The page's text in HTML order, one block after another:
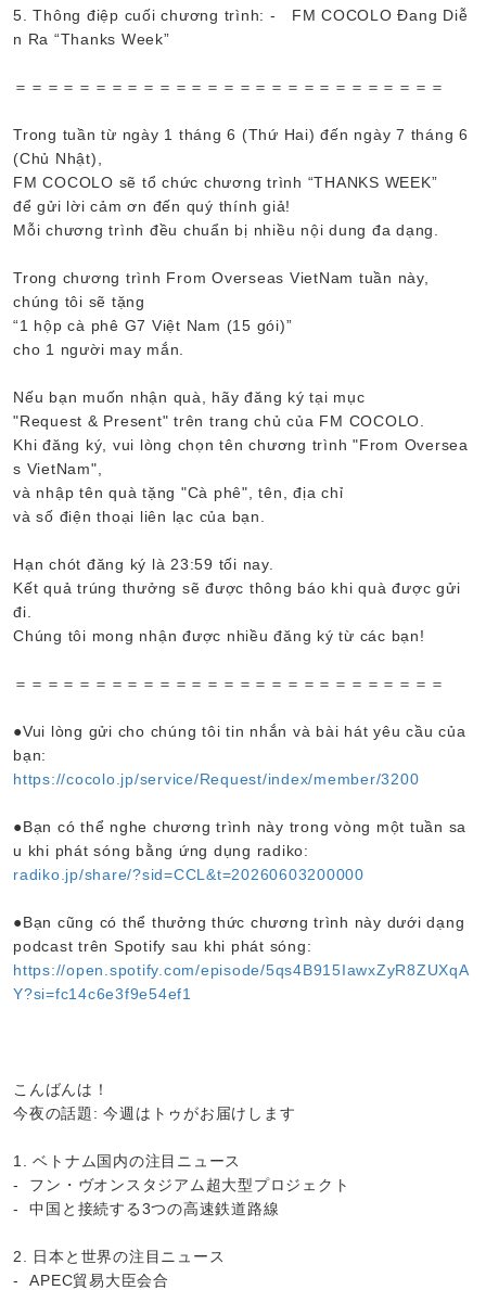
5. Thông điệp cuối chương trình: - FM COCOLO Đang Diễ
n Ra “Thanks Week”
＝＝＝＝＝＝＝＝＝＝＝＝＝＝＝＝＝＝＝＝＝＝＝＝＝＝＝
Trong tuần từ ngày 1 tháng 6 (Thứ Hai) đến ngày 7 tháng 6
(Chủ Nhật),
FM COCOLO sẽ tổ chức chương trình “THANKS WEEK”
để gửi lời cảm ơn đến quý thính giả!
Mỗi chương trình đều chuẩn bị nhiều nội dung đa dạng.
Trong chương trình From Overseas VietNam tuần này,
chúng tôi sẽ tặng
“1 hộp cà phê G7 Việt Nam (15 gói)”
cho 1 người may mắn.
Nếu bạn muốn nhận quà, hãy đăng ký tại mục
"Request & Present" trên trang chủ của FM COCOLO.
Khi đăng ký, vui lòng chọn tên chương trình "From Oversea
s VietNam",
và nhập tên quà tặng "Cà phê", tên, địa chỉ
và số điện thoại liên lạc của bạn.
Hạn chót đăng ký là 23:59 tối nay.
Kết quả trúng thưởng sẽ được thông báo khi quà được gửi
đi.
Chúng tôi mong nhận được nhiều đăng ký từ các bạn!
＝＝＝＝＝＝＝＝＝＝＝＝＝＝＝＝＝＝＝＝＝＝＝＝＝＝＝
●Vui lòng gửi cho chúng tôi tin nhắn và bài hát yêu cầu của
bạn:
https://cocolo.jp/service/Request/index/member/3200
●Bạn có thể nghe chương trình này trong vòng một tuần sa
u khi phát sóng bằng ứng dụng radiko:
radiko.jp/share/?sid=CCL&t=20260603200000
●Bạn cũng có thể thưởng thức chương trình này dưới dạng
podcast trên Spotify sau khi phát sóng:
https://open.spotify.com/episode/5qs4B915IawxZyR8ZUXqA
Y?si=fc14c6e3f9e54ef1
こんばんは！
今夜の話題: 今週はトゥがお届けします
1. ベトナム国内の注目ニュース
- フン・ヴオンスタジアム超大型プロジェクト
- 中国と接続する3つの高速鉄道路線
2. 日本と世界の注目ニュース
- APEC貿易大臣会合